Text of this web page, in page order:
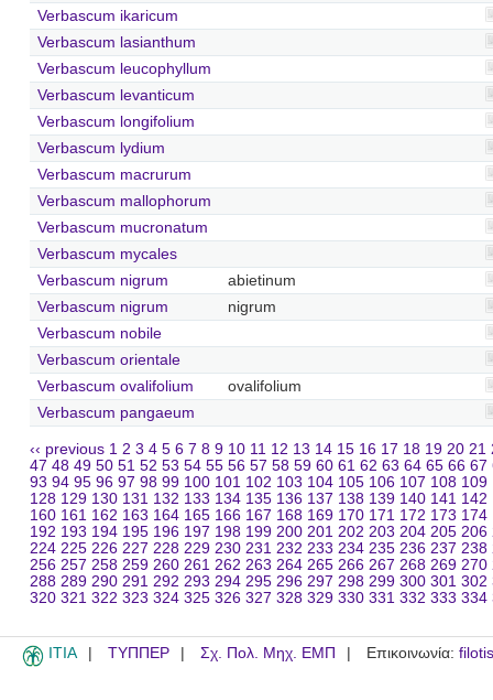
Verbascum ikaricum
Verbascum lasianthum
Verbascum leucophyllum
Verbascum levanticum
Verbascum longifolium
Verbascum lydium
Verbascum macrurum
Verbascum mallophorum
Verbascum mucronatum
Verbascum mycales
Verbascum nigrum
abietinum
Verbascum nigrum
nigrum
Verbascum nobile
Verbascum orientale
Verbascum ovalifolium
ovalifolium
Verbascum pangaeum
‹‹ previous 1 2 3 4 5 6 7 8 9 10 11 12 13 14 15 16 17 18 19 20 21
47 48 49 50 51 52 53 54 55 56 57 58 59 60 61 62 63 64 65 66 67
93 94 95 96 97 98 99 100 101 102 103 104 105 106 107 108 109
128 129 130 131 132 133 134 135 136 137 138 139 140 141 142
160 161 162 163 164 165 166 167 168 169 170 171 172 173 174
192 193 194 195 196 197 198 199 200 201 202 203 204 205 206
224 225 226 227 228 229 230 231 232 233 234 235 236 237 238
256 257 258 259 260 261 262 263 264 265 266 267 268 269 270
288 289 290 291 292 293 294 295 296 297 298 299 300 301 302
320 321 322 323 324 325 326 327 328 329 330 331 332 333 334
ITIA ΤΥΠΠΕΡ Σχ. Πολ. Μηχ. ΕΜΠ Επικοινωνία: